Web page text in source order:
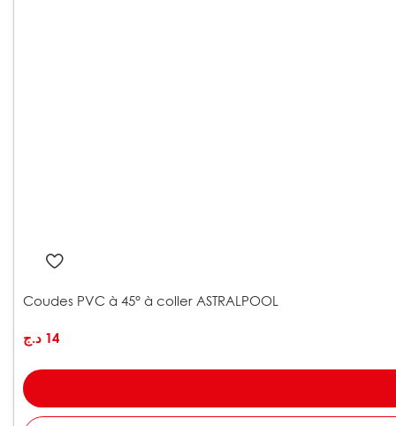
Coudes PVC à 45° à coller ASTRALPOOL
14 د.ج